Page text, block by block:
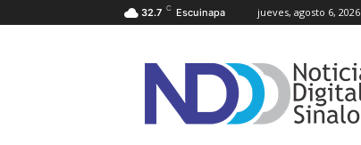
32.7 C Escuinapa jueves, agosto 6, 2026